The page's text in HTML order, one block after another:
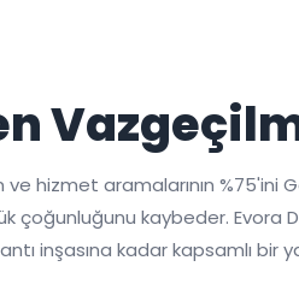
hizmet aramalarının %75'ini
kaybeder. Evora
inşasına kadar kapsamlı bir